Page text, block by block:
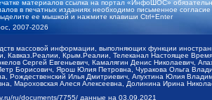
материалов ссылка на портал «ИнфоШОС»
в печатных изданиях необходимо письменное
ее мышкой и нажмите клавиши Ctrl+Enter
2007-2026
массовой информации, выполняющих функции
Кавказ.Реалии, Крым.Реалии, Телеканал Настоящее
Сергей Евгеньевич, Камалягин Денис Николаевич,
Борисович, Ярош Юлия Петровна, Чуракова Ольга
Рождественский Илья Дмитриевич, Апухтина Юлия
Мароховская Алеся Алексеевна, Долинина Ирина
ru/documents/7755/ данные на 03.09.2021